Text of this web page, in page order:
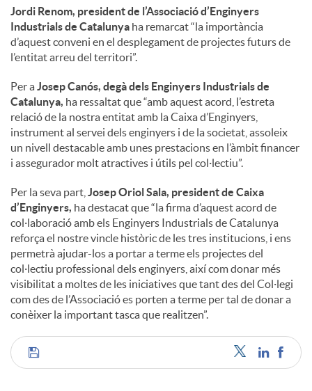
a
l
s
Jordi Renom, president de l’Associació d’Enginyers
Industrials de Catalunya ha remarcat “la importància
d’aquest conveni en el desplegament de projectes futurs de
l’entitat arreu del territori”.
Per aJosep Canós, degà dels Enginyers Industrials de
Catalunya, ha ressaltat que “amb aquest acord, l’estreta
relació de la nostra entitat amb la Caixa d’Enginyers,
instrument al servei dels enginyers i de la societat, assoleix
un nivell destacable amb unes prestacions en l’àmbit financer
i assegurador molt atractives i útils pel col·lectiu”.
Per la seva part, Josep Oriol Sala, president de Caixa
d’Enginyers, ha destacat que “la firma d’aquest acord de
col·laboració amb els Enginyers Industrials de Catalunya
reforça el nostre vincle històric de les tres institucions, i ens
permetrà ajudar-los a portar a terme els projectes del
col·lectiu professional dels enginyers, així com donar més
visibilitat a moltes de les iniciatives que tant des del Col·legi
com des de l’Associació es porten a terme per tal de donar a
conèixer la important tasca que realitzen”.
C